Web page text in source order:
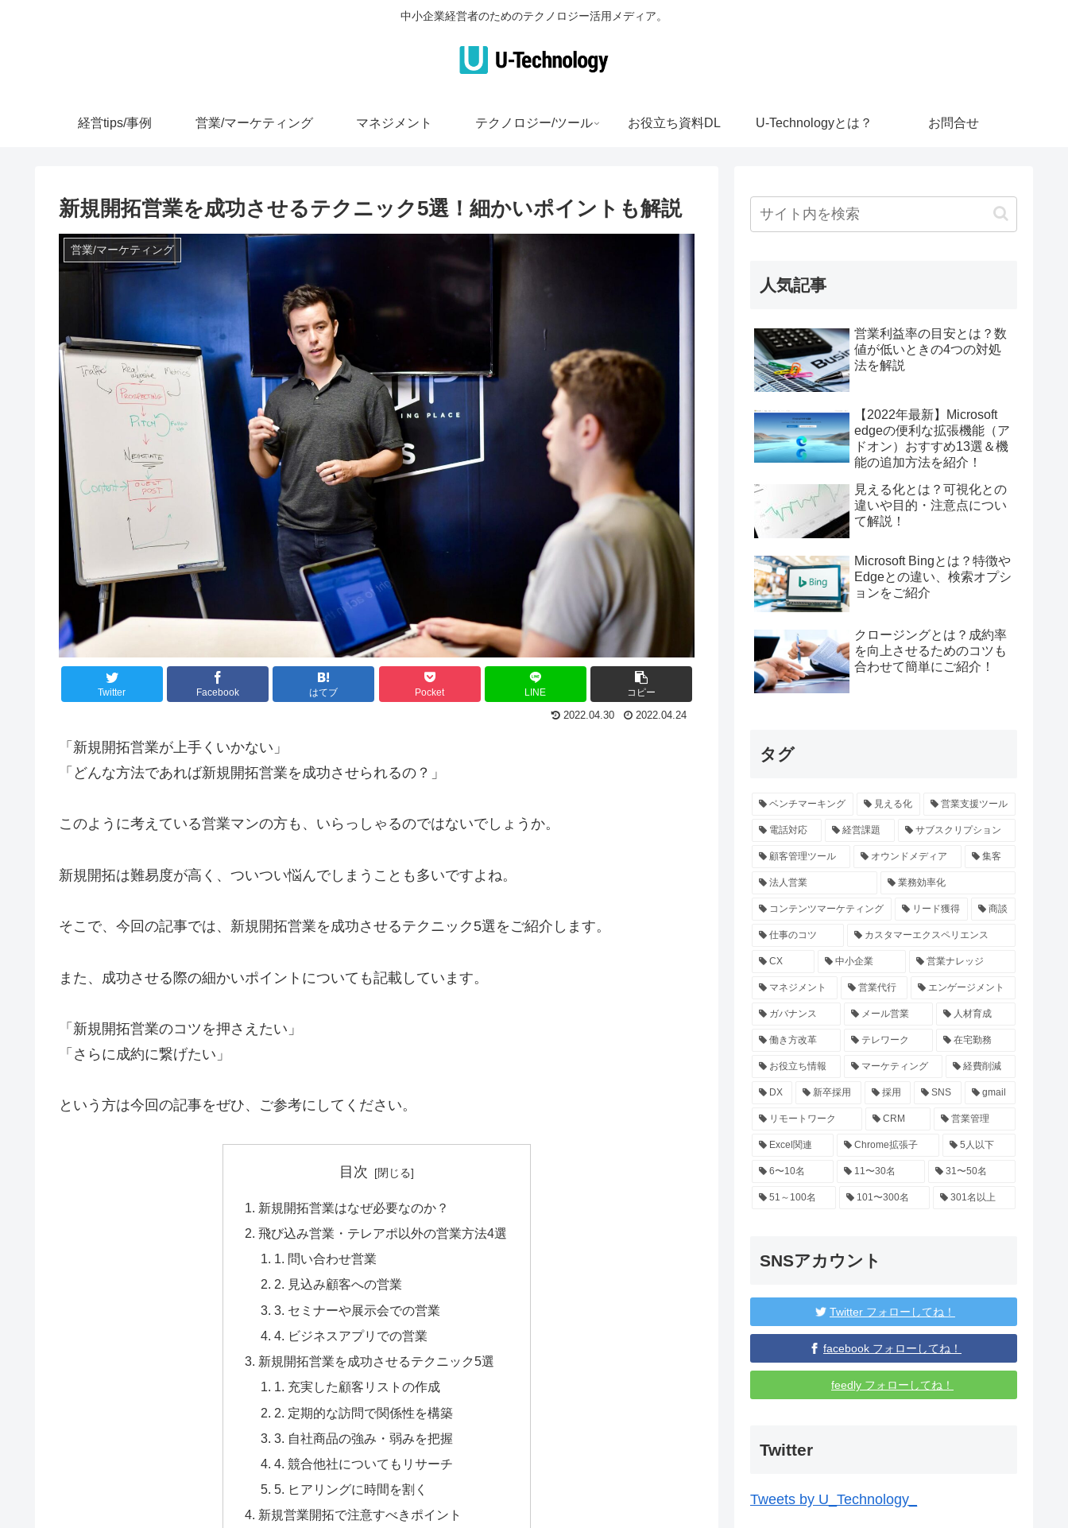
中小企業経営者のためのテクノロジー活用メディア。
経営tips/事例 営業/マーケティング マネジメント テクノロジー/ツール お役立ち資料DL U-Technologyとは？ お問合せ
新規開拓営業を成功させるテクニック5選！細かいポイントも解説
営業/マーケティング
Twitter Facebook はてブ Pocket LINE コピー
2022.04.30 2022.04.24
「新規開拓営業が上手くいかない」
「どんな方法であれば新規開拓営業を成功させられるの？」
このように考えている営業マンの方も、いらっしゃるのではないでしょうか。
新規開拓は難易度が高く、ついつい悩んでしまうことも多いですよね。
そこで、今回の記事では、新規開拓営業を成功させるテクニック5選をご紹介します。
また、成功させる際の細かいポイントについても記載しています。
「新規開拓営業のコツを押さえたい」
「さらに成約に繋げたい」
という方は今回の記事をぜひ、ご参考にしてください。
目次
新規開拓営業はなぜ必要なのか？
飛び込み営業・テレアポ以外の営業方法4選
1. 問い合わせ営業
2. 見込み顧客への営業
3. セミナーや展示会での営業
4. ビジネスアプリでの営業
新規開拓営業を成功させるテクニック5選
1. 充実した顧客リストの作成
2. 定期的な訪問で関係性を構築
3. 自社商品の強み・弱みを把握
4. 競合他社についてもリサーチ
5. ヒアリングに時間を割く
新規営業開拓で注意すべきポイント
人気記事
営業利益率の目安とは？数
値が低いときの4つの対処
法を解説
【2022年最新】Microsoft
edgeの便利な拡張機能（ア
ドオン）おすすめ13選＆機
能の追加方法を紹介！
見える化とは？可視化との
違いや目的・注意点につい
て解説！
Microsoft Bingとは？特徴や
Edgeとの違い、検索オプシ
ョンをご紹介
クロージングとは？成約率
を向上させるためのコツも
合わせて簡単にご紹介！
タグ
ベンチマーキング 見える化 営業支援ツール
電話対応 経営課題 サブスクリプション
顧客管理ツール オウンドメディア 集客
法人営業 業務効率化
コンテンツマーケティング リード獲得 商談
仕事のコツ カスタマーエクスペリエンス
CX 中小企業 営業ナレッジ
マネジメント 営業代行 エンゲージメント
ガバナンス メール営業 人材育成
働き方改革 テレワーク 在宅勤務
お役立ち情報 マーケティング 経費削減
DX 新卒採用 採用 SNS gmail
リモートワーク CRM 営業管理
Excel関連 Chrome拡張子 5人以下
6〜10名 11〜30名 31〜50名
51～100名 101〜300名 301名以上
SNSアカウント
Twitter フォローしてね！
facebook フォローしてね！
feedly フォローしてね！
Twitter
Tweets by U_Technology_